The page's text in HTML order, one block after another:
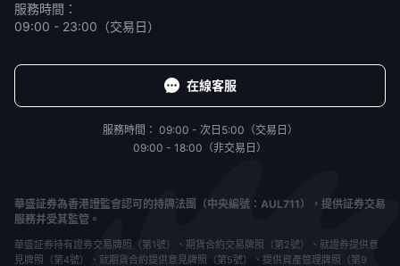
服務時間：
09:00 - 23:00（交易日）
在線客服
服務時間： 09:00 - 次日5:00（交易日）
09:00 - 18:00（非交易日）
華盛証券為香港證監會認可的持牌法團（中央編號：AUL711），提供証券交易
服務并受其監管。
華盛証券持有證券交易牌照（第1號）、期貨合約交易牌照（第2號）、就證券提供意
見牌照（第4號）、就期貨合約提供意見牌照（第5號）、提供資產管理牌照（第9